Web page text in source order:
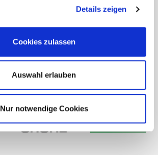
Details zeigen
Cookies zulassen
Auswahl erlauben
Nur notwendige Cookies